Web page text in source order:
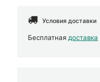
Условия доставки
Бесплатная доставка